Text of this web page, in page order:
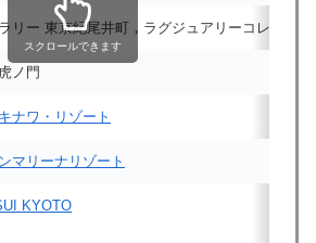
リー 東京紀尾井町，ラグジュアリーコレクシ
ノ門
ナワ・リゾート
マリーナリゾート
KYOTO
スクロールできます